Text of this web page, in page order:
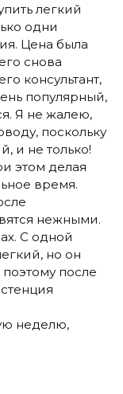
легкий
одни
Цена была
снова
консультант,
популярный,
Я не жалею,
поскольку
и не только!
этом делая
время.
нежными.
С одной
но он
после
неделю,